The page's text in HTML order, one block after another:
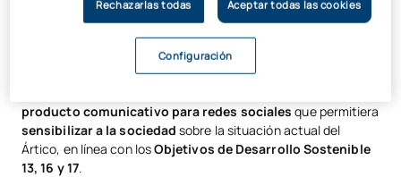
Este proyecto se centra en lasostenibilidad y la
, una región clave tanto por su valor
medioambiental como por su creciente importancia
producto comunicativo para redes sociales que permitiera
sensibilizar a la sociedad sobre la situación actual del
Ártico, en línea con losObjetivos de Desarrollo Sostenible
13, 16 y 17.
Rechazarlas todas Aceptar todas las cookies
Configuración